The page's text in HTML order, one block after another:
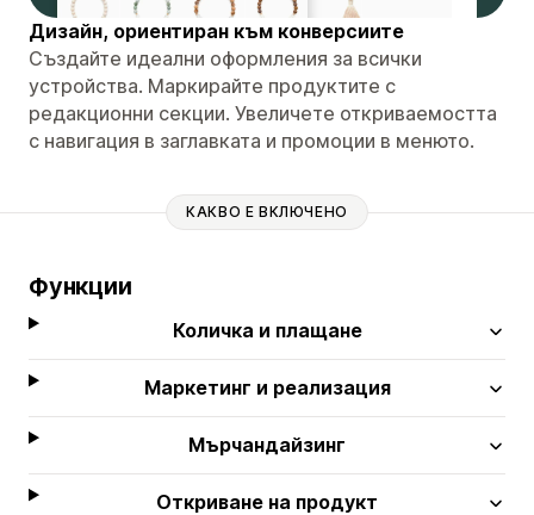
Дизайн, ориентиран към конверсиите
Създайте идеални оформления за всички
устройства. Маркирайте продуктите с
редакционни секции. Увеличете откриваемостта
с навигация в заглавката и промоции в менюто.
КАКВО Е ВКЛЮЧЕНО
Функции
Количка и плащане
Маркетинг и реализация
Мърчандайзинг
Откриване на продукт